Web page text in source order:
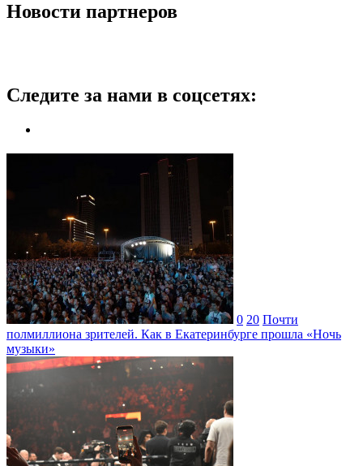
Новости партнеров
Следите за нами в соцсетях:
0 20 Почти
полмиллиона зрителей. Как в Екатеринбурге прошла «Ночь
музыки»